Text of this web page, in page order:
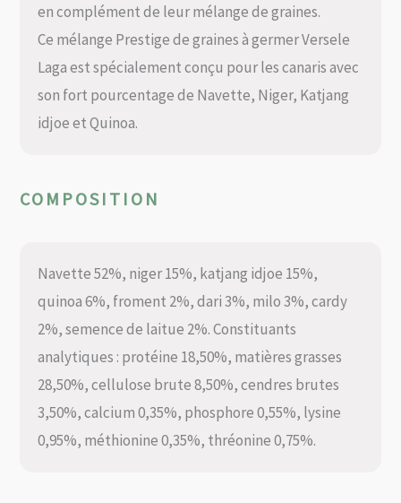
en complément de leur mélange de graines.
Ce mélange Prestige de graines à germer Versele
Laga est spécialement conçu pour les canaris avec
son fort pourcentage de Navette, Niger, Katjang
idjoe et Quinoa.
COMPOSITION
Navette 52%, niger 15%, katjang idjoe 15%,
quinoa 6%, froment 2%, dari 3%, milo 3%, cardy
2%, semence de laitue 2%. Constituants
analytiques : protéine 18,50%, matières grasses
28,50%, cellulose brute 8,50%, cendres brutes
3,50%, calcium 0,35%, phosphore 0,55%, lysine
0,95%, méthionine 0,35%, thréonine 0,75%.